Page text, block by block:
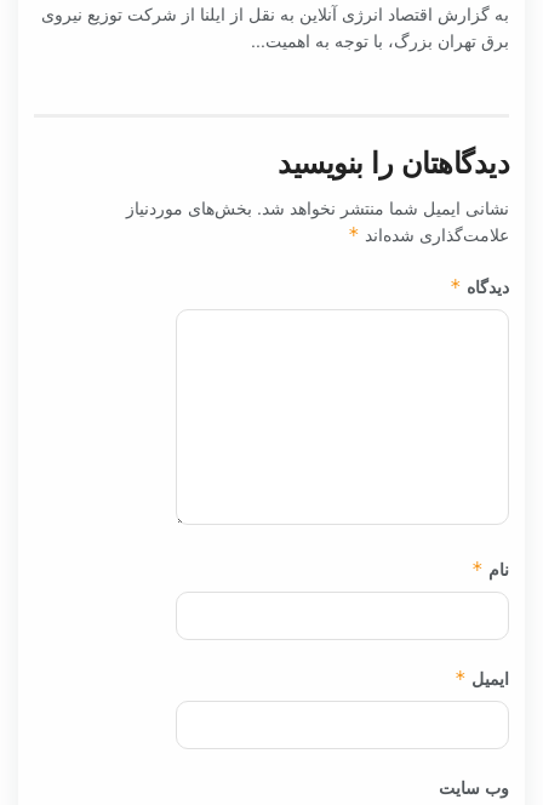
به گزارش اقتصاد انرژی آنلاین به نقل از ایلنا از شرکت توزیع نیروی
برق تهران بزرگ، با توجه به اهمیت...
دیدگاهتان را بنویسید
نشانی ایمیل شما منتشر نخواهد شد. بخش‌های موردنیاز
علامت‌گذاری شده‌اند *
دیدگاه *
نام *
ایمیل *
وب‌ سایت